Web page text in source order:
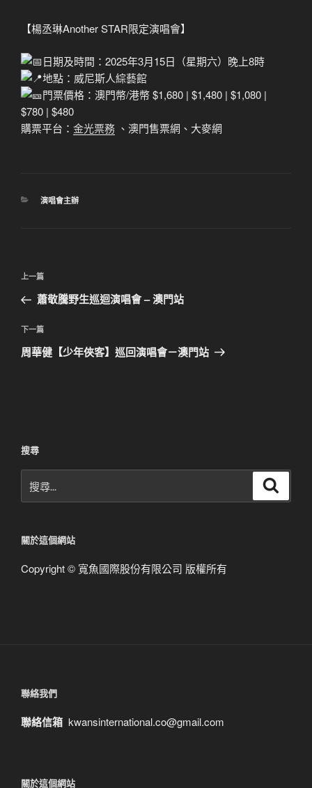
【楊丞琳Another STAR限定演唱會】
日期及時間：2025年3月15日（星期六）晚上8時
地點：威尼斯人綜藝館
門票價格：澳門幣/港幣 $1,680 | $1,480 | $1,080 |
$780 | $480
購票平台： 金光票務 、澳門售票網、大麥網
分
演唱會主辦
文
導
覽
上
一
文
章
上一篇
蕭敬騰野生巡迴演唱會 – 澳門站
下
一
下一篇
周華健【少年俠客】巡回演唱會－澳門站
搜尋
尋
字:
關於這個網站
Copyright © 寬魚國際股份有限公司 版權所有
聯絡我們
聯絡信箱 kwansinternational.co@gmail.com
關於這個網站